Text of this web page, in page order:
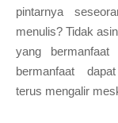
pintarnya
menulis? Tidak
yang bermanfaat
bermanfaat
terus mengalir